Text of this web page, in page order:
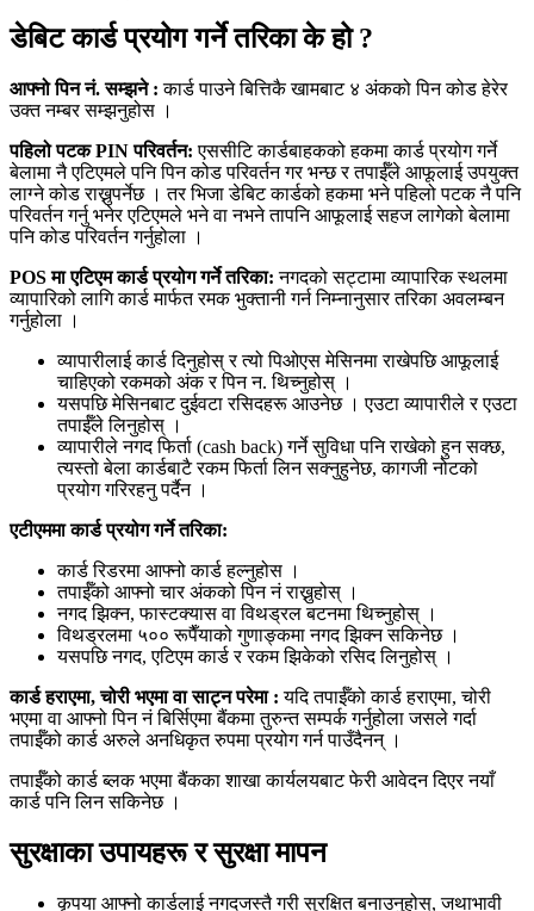
डेबिट कार्ड प्रयोग गर्ने तरिका के हो ?
आफ्नो पिन नं. सम्झने :कार्ड पाउने बित्तिकै खामबाट ४ अंकको पिन कोड हेरेर
उक्त नम्बर सम्झनुहोस ।
पहिलो पटक PIN परिवर्तन: एससीटि कार्डबाहकको हकमा कार्ड प्रयोग गर्ने
बेलामा नै एटिएमले पनि पिन कोड परिवर्तन गर भन्छ र तपाईँले आफूलाई उपयुक्त
लाग्ने कोड राख्नुपर्नेछ । तर भिजा डेबिट कार्डको हकमा भने पहिलो पटक नै पनि
परिवर्तन गर्नु भनेर एटिएमले भने वा नभने तापनि आफूलाई सहज लागेको बेलामा
पनि कोड परिवर्तन गर्नुहोला ।
POS मा एटिएम कार्ड प्रयोग गर्ने तरिका: नगदको सट्टामा व्यापारिक स्थलमा
व्यापारिको लागि कार्ड मार्फत रमक भुक्तानी गर्न निम्नानुसार तरिका अवलम्बन
गर्नुहोला ।
व्यापारीलाई कार्ड दिनुहोस् र त्यो पिओएस मेसिनमा राखेपछि आफूलाई
चाहिएको रकमको अंक र पिन न. थिच्नुहोस् ।
यसपछि मेसिनबाट दुईवटा रसिदहरू आउनेछ । एउटा व्यापारीले र एउटा
तपाईँले लिनुहोस् ।
व्यापारीले नगद फिर्ता (cash back) गर्ने सुविधा पनि राखेको हुन सक्छ,
त्यस्तो बेला कार्डबाटै रकम फिर्ता लिन सक्नुहुनेछ, कागजी नोटको
प्रयोग गरिरहनु पर्दैन ।
एटीएममा कार्ड प्रयोग गर्ने तरिका:
कार्ड रिडरमा आफ्नो कार्ड हल्नुहोस ।
तपाईँको आफ्नो चार अंकको पिन नं राख्नुहोस् ।
नगद झिक्न, फास्टक्यास वा विथड्रल बटनमा थिच्नुहोस् ।
विथड्रलमा ५०० रूपैँयाको गुणाङ्कमा नगद झिक्न सकिनेछ ।
यसपछि नगद, एटिएम कार्ड र रकम झिकेको रसिद लिनुहोस् ।
कार्ड हराएमा, चोरी भएमा वा साट्न परेमा : यदि तपाईँको कार्ड हराएमा, चोरी
भएमा वा आफ्नो पिन नं बिर्सिएमा बैंकमा तुरुन्त सम्पर्क गर्नुहोला जसले गर्दा
तपाईँको कार्ड अरुले अनधिकृत रुपमा प्रयोग गर्न पाउँदैनन् ।
तपाईँको कार्ड ब्लक भएमा बैंकका शाखा कार्यलयबाट फेरी आवेदन दिएर नयाँ
कार्ड पनि लिन सकिनेछ ।
सुरक्षाका उपायहरू र सुरक्षा मापन
कृपया आफ्नो कार्डलाई नगदजस्तै गरी सुरक्षित बनाउनुहोस्, जथाभावी